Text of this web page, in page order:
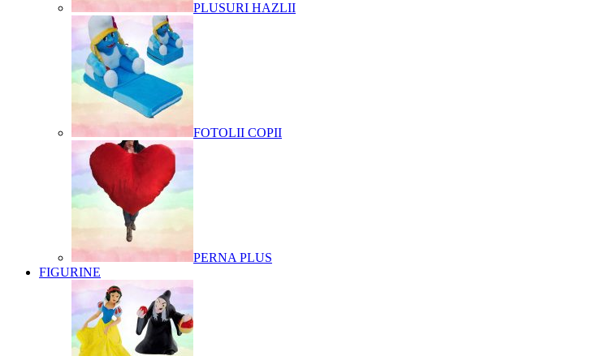
PLUSURI HAZLII
FOTOLII COPII
PERNA PLUS
FIGURINE